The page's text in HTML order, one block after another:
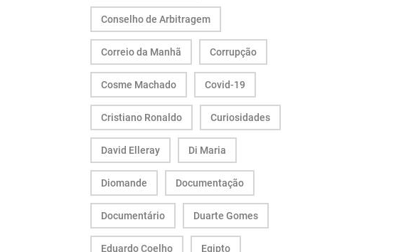
Conselho de Arbitragem
Correio da Manhã Corrupção
Cosme Machado Covid-19
Cristiano Ronaldo Curiosidades
David Elleray Di Maria
Diomande Documentação
Documentário Duarte Gomes
Eduardo Coelho Egipto